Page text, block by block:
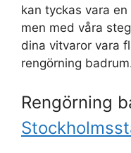
kan tyckas vara
men med våra
dina vitvaror vara
rengörning
Rengörning